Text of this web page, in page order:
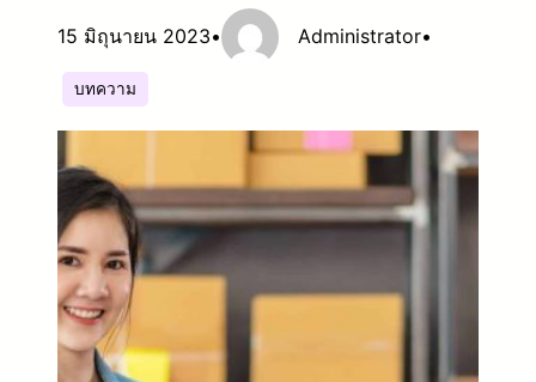
15 มิถุนายน 2023• Administrator•
บทความ